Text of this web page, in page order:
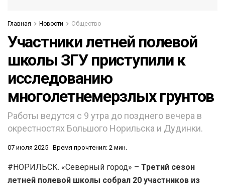
Главная Новости Общество
Участники летней полевой
школы ЗГУ приступили к
исследованию
многолетнемерзлых грунтов
Работы ведутся с 9 утра до позднего вечера в
окрестностях Большого Норильска и Дудинки.
07 июля 2025 Время прочтения: 2 мин.
#НОРИЛЬСК. «Северный город» – Третий сезон
летней полевой школы собрал 20 участников из